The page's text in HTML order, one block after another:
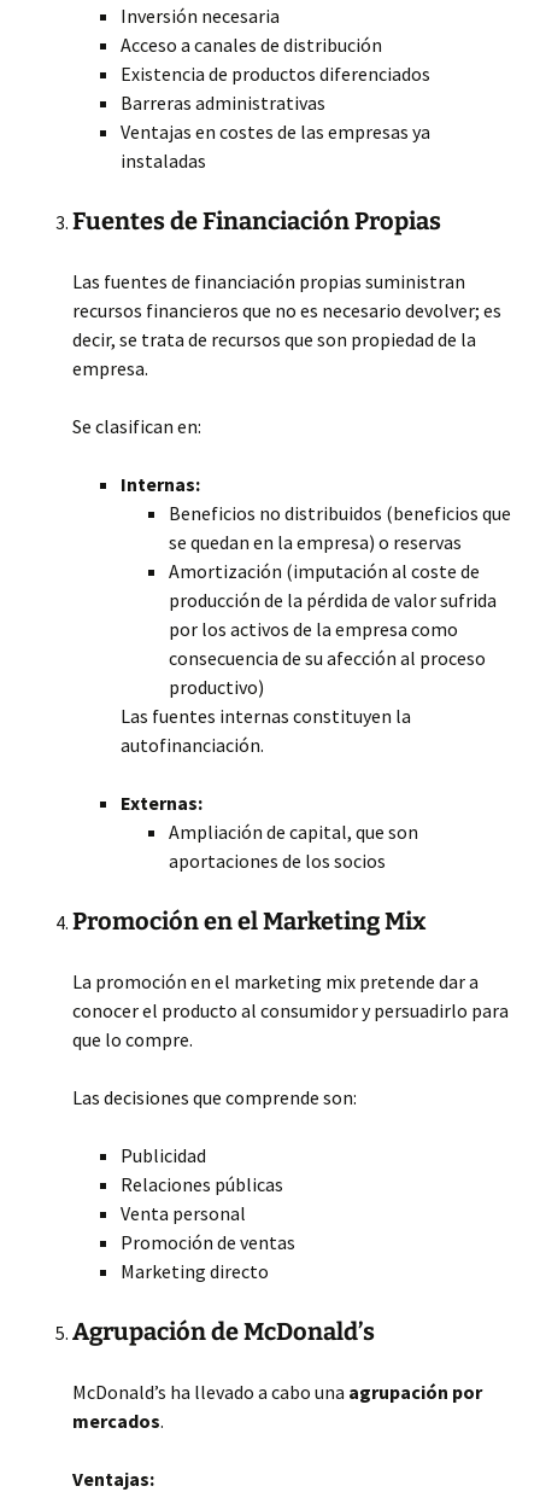
Inversión necesaria
Acceso a canales de distribución
Existencia de productos diferenciados
Barreras administrativas
Ventajas en costes de las empresas ya
instaladas
Fuentes de Financiación Propias
Las fuentes de financiación propias suministran
recursos financieros que no es necesario devolver; es
decir, se trata de recursos que son propiedad de la
empresa.
Se clasifican en:
Internas:
Beneficios no distribuidos (beneficios que
se quedan en la empresa) o reservas
Amortización (imputación al coste de
producción de la pérdida de valor sufrida
por los activos de la empresa como
consecuencia de su afección al proceso
productivo)
Las fuentes internas constituyen la
autofinanciación.
Externas:
Ampliación de capital, que son
aportaciones de los socios
Promoción en el Marketing Mix
La promoción en el marketing mix pretende dar a
conocer el producto al consumidor y persuadirlo para
que lo compre.
Las decisiones que comprende son:
Publicidad
Relaciones públicas
Venta personal
Promoción de ventas
Marketing directo
Agrupación de McDonald’s
McDonald’s ha llevado a cabo una agrupación por
mercados.
Ventajas: